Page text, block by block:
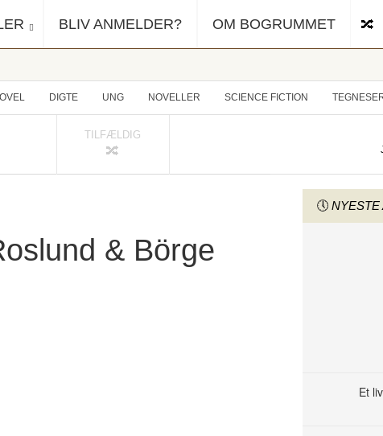
BLIV ANMELDER? OM BOGRUMMET
DIGTE UNG NOVELLER SCIENCE FICTION
TILFÆLDIG
& Börge
NYESTE
Et